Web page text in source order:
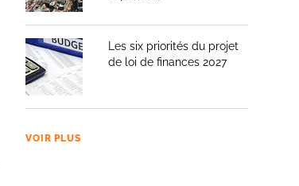
Les six priorités du projet
de loi de finances 2027
VOIR PLUS